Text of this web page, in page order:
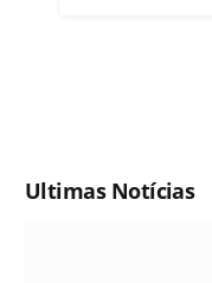
Ultimas Notícias